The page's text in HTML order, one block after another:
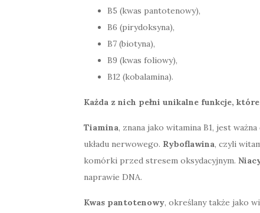
B5 (kwas pantotenowy),
B6 (pirydoksyna),
B7 (biotyna),
B9 (kwas foliowy),
B12 (kobalamina).
Każda z nich pełni unikalne funkcje,
Tiamina, znana jako witamina B1, jest
układu nerwowego. Ryboflawina, czyli
komórki przed stresem oksydacyjnym.
naprawie DNA.
Kwas pantotenowy, określany także jako